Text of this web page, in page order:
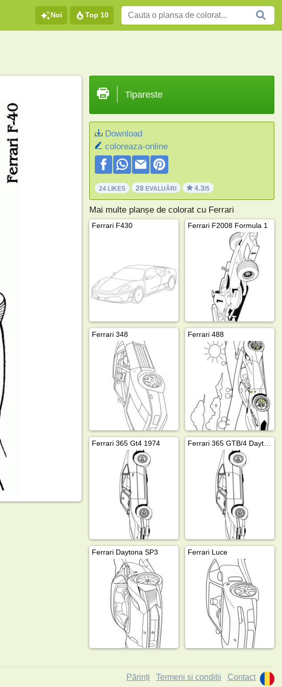
Noi Top 10
Tipareste
Download
coloreaza-online
24 LIKES 28EVALUĂRI 4.3/5
Mai multe planșe de colorat cu Ferrari
Ferrari F430 Ferrari F2008 Formula 1
Ferrari 348 Ferrari 488
Ferrari 365 Gt4 1974 Ferrari 365 GTB/4 Daytona
Ferrari Daytona SP3 Ferrari Luce
Părinți Termeni si conditii Contact